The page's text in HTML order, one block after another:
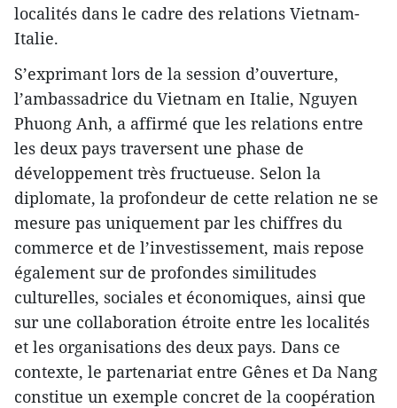
localités dans le cadre des relations Vietnam-
Italie.
​S’exprimant lors de la session d’ouverture,
l’ambassadrice du Vietnam en Italie, Nguyen
Phuong Anh, a affirmé que les relations entre
les deux pays traversent une phase de
développement très fructueuse. Selon la
diplomate, la profondeur de cette relation ne se
mesure pas uniquement par les chiffres du
commerce et de l’investissement, mais repose
également sur de profondes similitudes
culturelles, sociales et économiques, ainsi que
sur une collaboration étroite entre les localités
et les organisations des deux pays. Dans ce
contexte, le partenariat entre Gênes et Da Nang
constitue un exemple concret de la coopération